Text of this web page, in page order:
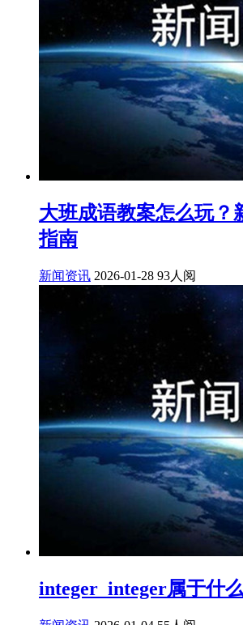
大班成语教案怎么玩？
指南
新闻资讯 2026-01-28 93人阅
integer_integer属于什